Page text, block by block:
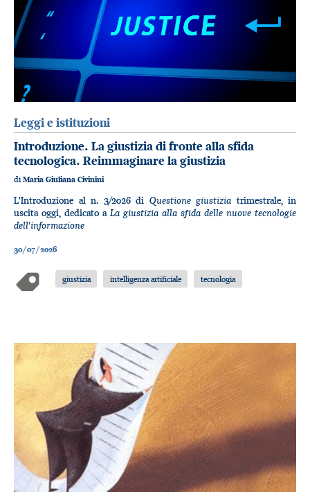
Leggi e istituzioni
Introduzione. La giustizia di fronte alla sfida
tecnologica. Reimmaginare la giustizia
di Maria Giuliana Civinini
L'Introduzione al n. 3/2026 di Questione giustizia trimestrale, in
uscita oggi, dedicato a La giustizia alla sfida delle nuove tecnologie
dell'informazione
30/07/2026
giustizia intelligenza artificiale tecnologia